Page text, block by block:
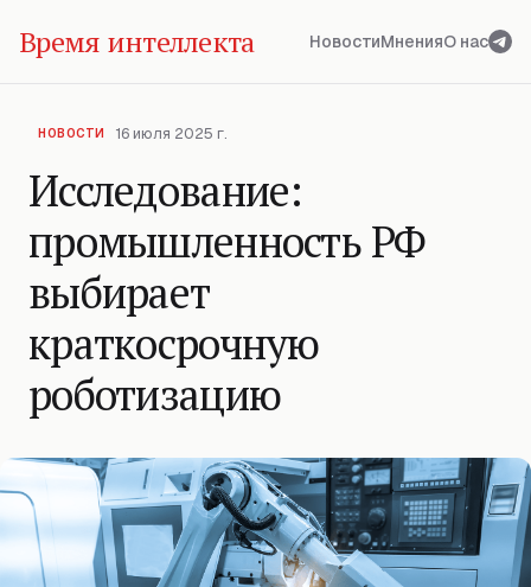
Время интеллекта НовостиМненияО нас
НОВОСТИ 16 июля 2025 г.
Исследование:
промышленность РФ
выбирает
краткосрочную
роботизацию